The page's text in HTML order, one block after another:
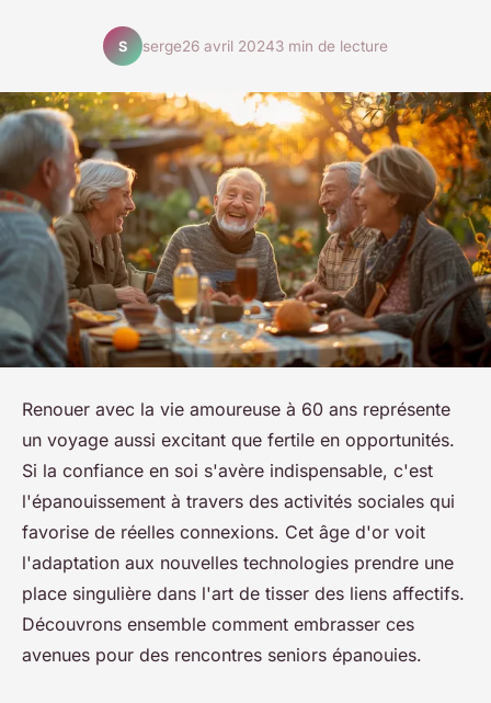
S serge26 avril 20243 min de lecture
Renouer avec la vie amoureuse à 60 ans représente
un voyage aussi excitant que fertile en opportunités.
Si la confiance en soi s'avère indispensable, c'est
l'épanouissement à travers des activités sociales qui
favorise de réelles connexions. Cet âge d'or voit
l'adaptation aux nouvelles technologies prendre une
place singulière dans l'art de tisser des liens affectifs.
Découvrons ensemble comment embrasser ces
avenues pour des rencontres seniors épanouies.